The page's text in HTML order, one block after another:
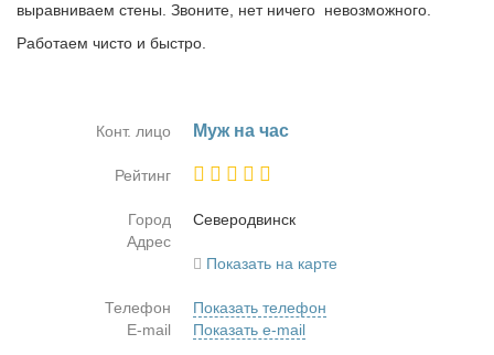
выравниваем стены. Звоните, нет ничего невозможного.
Работаем чисто и быстро.
Конт. лицо Муж на час
Рейтинг
Город
Се­ве­ро­двинск
Адрес
Показать на карте
Телефон
Показать телефон
E-mail
Показать e-mail